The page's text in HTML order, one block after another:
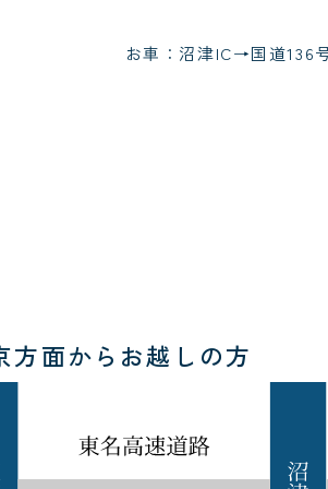
お車：沼津IC→国道136
方面からお越しの方